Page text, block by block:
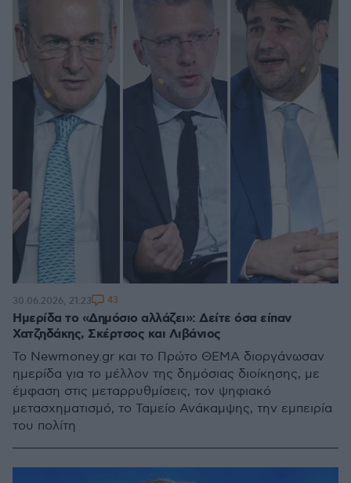
Ημερίδα το «Δημόσιο αλλάζει»: Δείτε όσα είπαν
Χατζηδάκης, Σκέρτσος και Λιβάνιος
Το Νewmoney.gr και το Πρώτο ΘΕΜΑ διοργάνωσαν
ημερίδα για το μέλλον της δημόσιας διοίκησης, με
έμφαση στις μεταρρυθμίσεις, τον ψηφιακό
μετασχηματισμό, το Ταμείο Ανάκαμψης, την εμπειρία
του πολίτη
30.06.2026, 21:23 43